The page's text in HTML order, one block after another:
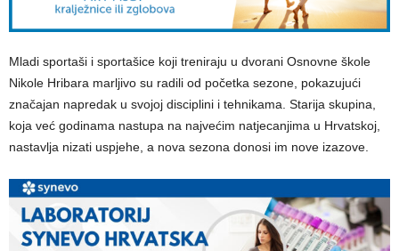
Mladi sportaši i sportašice koji treniraju u dvorani Osnovne škole
Nikole Hribara marljivo su radili od početka sezone, pokazujući
značajan napredak u svojoj disciplini i tehnikama. Starija skupina,
koja već godinama nastupa na najvećim natjecanjima u Hrvatskoj,
nastavlja nizati uspjehe, a nova sezona donosi im nove izazove.